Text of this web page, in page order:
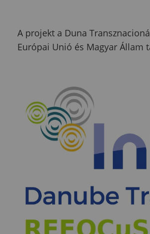
A projekt a Duna
Európai Unió és Magyar Állam